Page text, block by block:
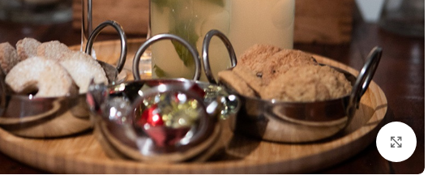
לחץ להגדלה